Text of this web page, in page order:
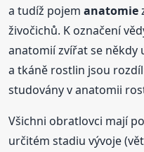
a tudíž pojemanatomie
živočichů. K označení
anatomií zvířat se někdy
a tkáně rostlin jsou
studovány v anatomii
Všichni obratlovci mají
určitém stadiu vývoje